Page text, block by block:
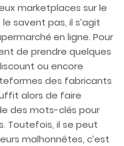
marketplaces sur le
savent pas, il s’agit
en ligne. Pour
de prendre quelques
ou encore
des fabricants
alors de faire
des mots-clés pour
Toutefois, il se peut
malhonnêtes, c’est